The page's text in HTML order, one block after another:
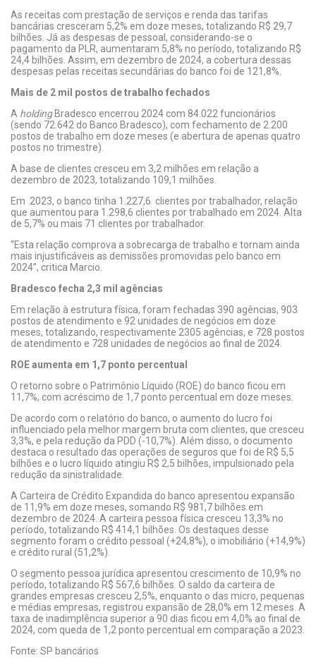
As receitas com prestação de serviços e renda das tarifas
bancárias cresceram 5,2% em doze meses, totalizando R$ 29,7
bilhões. Já as despesas de pessoal, considerando-se o
pagamento da PLR, aumentaram 5,8% no período, totalizando R$
24,4 bilhões. Assim, em dezembro de 2024, a cobertura dessas
despesas pelas receitas secundárias do banco foi de 121,8%.
Mais de 2 mil postos de trabalho fechados
A holdingBradesco encerrou 2024 com 84.022 funcionários
(sendo 72.642 do Banco Bradesco), com fechamento de 2.200
postos de trabalho em doze meses (e abertura de apenas quatro
postos no trimestre).
A base de clientes cresceu em 3,2 milhões em relação a
dezembro de 2023, totalizando 109,1 milhões.
Em 2023, o banco tinha 1.227,6 clientes por trabalhador, relação
que aumentou para 1.298,6 clientes por trabalhado em 2024. Alta
de 5,7% ou mais 71 clientes por trabalhador.
“Esta relação comprova a sobrecarga de trabalho e tornam ainda
mais injustificáveis as demissões promovidas pelo banco em
2024”, critica Marcio.
Bradesco fecha 2,3 mil agências
Em relação à estrutura física, foram fechadas 390 agências, 903
postos de atendimento e 92 unidades de negócios em doze
meses, totalizando, respectivamente 2305 agências, e 728 postos
de atendimento e 728 unidades de negócios ao final de 2024.
ROE aumenta em 1,7 ponto percentual
O retorno sobre o Patrimônio Líquido (ROE) do banco ficou em
11,7%, com acréscimo de 1,7 ponto percentual em doze meses.
De acordo com o relatório do banco, o aumento do lucro foi
influenciado pela melhor margem bruta com clientes, que cresceu
3,3%, e pela redução da PDD (-10,7%). Além disso, o documento
destaca o resultado das operações de seguros que foi de R$ 5,5
bilhões e o lucro líquido atingiu R$ 2,5 bilhões, impulsionado pela
redução da sinistralidade.
A Carteira de Crédito Expandida do banco apresentou expansão
de 11,9% em doze meses, somando R$ 981,7 bilhões em
dezembro de 2024. A carteira pessoa física cresceu 13,3% no
período, totalizando R$ 414,1 bilhões. Os destaques desse
segmento foram o crédito pessoal (+24,8%), o imobiliário (+14,9%)
e crédito rural (51,2%).
O segmento pessoa jurídica apresentou crescimento de 10,9% no
período, totalizando R$ 567,6 bilhões. O saldo da carteira de
grandes empresas cresceu 2,5%, enquanto o das micro, pequenas
e médias empresas, registrou expansão de 28,0% em 12 meses. A
taxa de inadimplência superior a 90 dias ficou em 4,0% ao final de
2024, com queda de 1,2 ponto percentual em comparação a 2023.
Fonte: SP bancários